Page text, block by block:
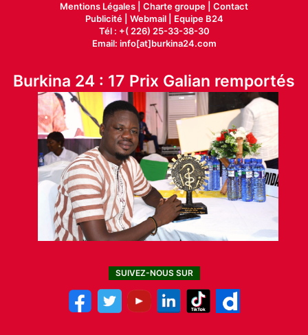
Mentions Légales | Charte groupe | Contact
Publicité| Webmail |
Equipe B24
Tél : +( 226) 25-33-38-30
Email: info[at]burkina24.com
Burkina 24 : 17 Prix Galian remportés
SUIVEZ-NOUS SUR